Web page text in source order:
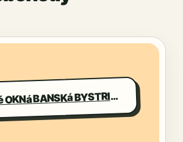
LASTOVé OKNá BANSKá BYSTRICA -DRUTEX